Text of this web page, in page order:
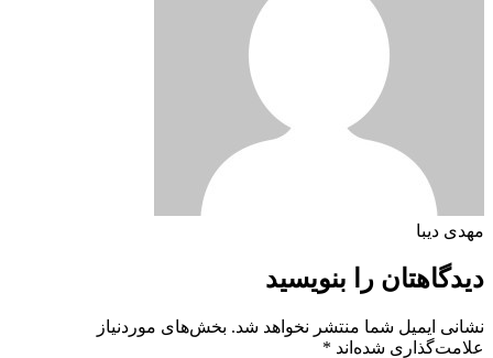
مهدی دیبا
دیدگاهتان را بنویسید
نشانی ایمیل شما منتشر نخواهد شد. بخش‌های موردنیاز
علامت‌گذاری شده‌اند *